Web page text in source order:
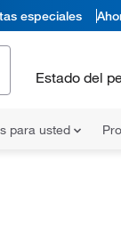
especiales
Estado del
para usted